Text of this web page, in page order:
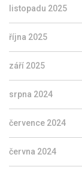
listopadu 2025
října 2025
září 2025
srpna 2024
července 2024
června 2024